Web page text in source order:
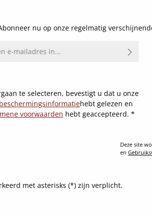
nu op onze regelmatig
te selecteren, bevestigt u dat u onze
hebt gelezen en
voorwaarden hebt geaccepteerd. *
Deze site
en
met asterisks (*) zijn verplicht.